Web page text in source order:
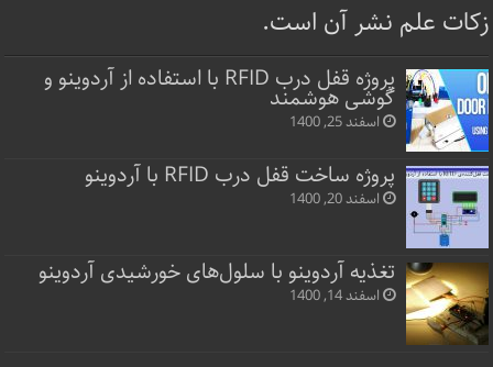
زکات علم نشر آن است.
پروژه قفل‌ درب RFID با استفاده از آردوینو و
گوشی هوشمند
اسفند 25, 1400
پروژه ساخت قفل‌ درب RFID با آردوینو
اسفند 20, 1400
تغذیه آردوینو با سلول‌های خورشیدی آردوینو
اسفند 14, 1400